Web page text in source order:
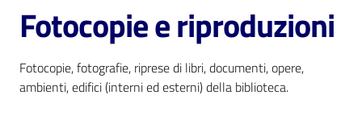
Entra
Cosa
puoi
Fotocopie e riproduzioni
Fotocopie, fotografie, riprese di libri, documenti, opere,
ambienti, edifici (interni ed esterni) della biblioteca.